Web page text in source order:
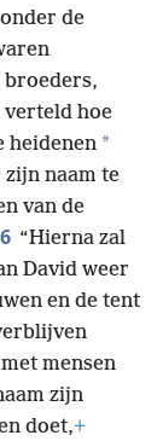
de
broeders,
hoe
heidenen *
naam te
van de
“Hierna zal
David weer
en de tent
mensen
zijn
doet,+